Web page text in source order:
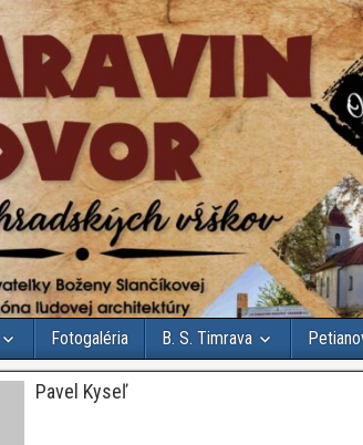
Fotogaléria B. S. Timrava
Pavel Kyseľ